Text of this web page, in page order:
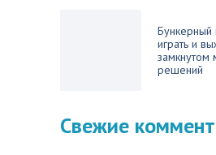
Бункерный
играть и
замкнутом
решений
Свежие